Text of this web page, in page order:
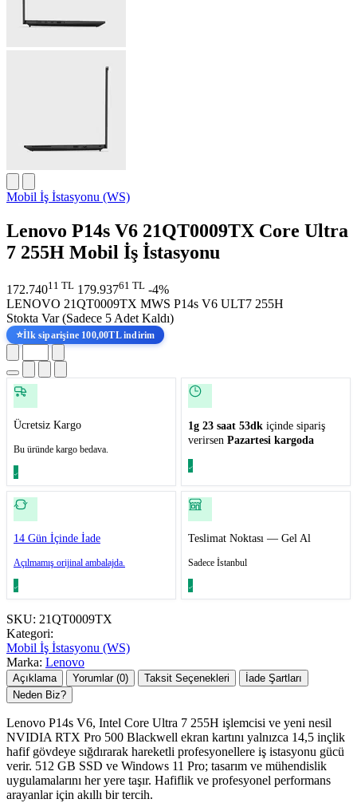
Mobil İş İstasyonu (WS)
Lenovo P14s V6 21QT0009TX Core Ultra
7 255H Mobil İş İstasyonu
172.74011 TL 179.93761 TL -4%
LENOVO 21QT0009TX MWS P14s V6 ULT7 255H
Stokta Var (Sadece 5 Adet Kaldı)
⭐İlk siparişine 100,00TL indirim
Ücretsiz Kargo
Bu üründe kargo bedava.
1g 23 saat 53dk içinde sipariş
verirsen Pazartesi kargoda
14 Gün İçinde İade
Açılmamış orijinal ambalajda.
Teslimat Noktası — Gel Al
Sadece İstanbul
SKU: 21QT0009TX
Kategori:
Mobil İş İstasyonu (WS)
Marka: Lenovo
Açıklama Yorumlar (0) Taksit Seçenekleri
İade Şartları
Neden Biz?
Lenovo P14s V6, Intel Core Ultra 7 255H işlemcisi ve yeni nesil
NVIDIA RTX Pro 500 Blackwell ekran kartını yalnızca 14,5 inçlik
hafif gövdeye sığdırarak hareketli profesyonellere iş istasyonu gücü
verir. 512 GB SSD ve Windows 11 Pro; tasarım ve mühendislik
uygulamalarını her yere taşır. Hafiflik ve profesyonel performans
arayanlar için akıllı bir tercih.